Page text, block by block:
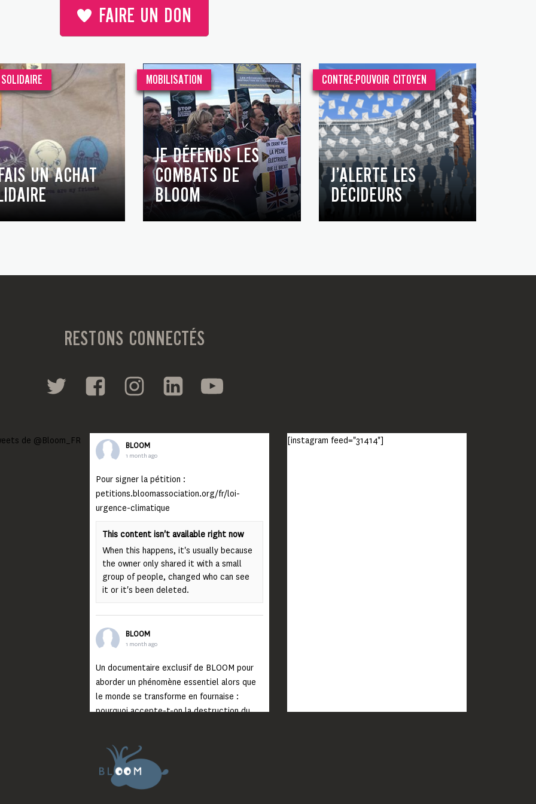
FAIRE UN DON
UN ACHAT
MOBILISATION
JE DÉFENDS LES
COMBATS DE
BLOOM
CONTRE-POUVOIR CITOYEN
J’ALERTE LES
DÉCIDEURS
RESTONS CONNECTÉS
de @Bloom_FR BLOOM
1 month ago
Pour signer la pétition :
petitions.bloomassociation.org/fr/loi-
urgence-climatique
This content isn't available right now
When this happens, it's usually because
the owner only shared it with a small
group of people, changed who can see
it or it's been deleted.
BLOOM
1 month ago
Un documentaire exclusif de BLOOM pour
aborder un phénomène essentiel alors que
le monde se transforme en fournaise :
pourquoi accepte-t-on la destruction du
Lisez jusqu’au bout et rendez-vous sur
notre chaîne Youtube (lien en bio) pour
découvrir un film qui génèrera deux choses
importantes : des conversations
[instagram feed="31414"]